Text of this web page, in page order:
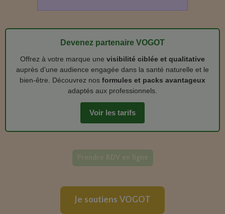
Devenez partenaire VOGOT
Offrez à votre marque une visibilité ciblée et qualitative
auprès d’une audience engagée dans la santé naturelle et le
bien‑être. Découvrez nos formules et packs avantageux
adaptés aux professionnels.
Voir les tarifs
Prendre RDV en ligne
Je soutiens VOGOT